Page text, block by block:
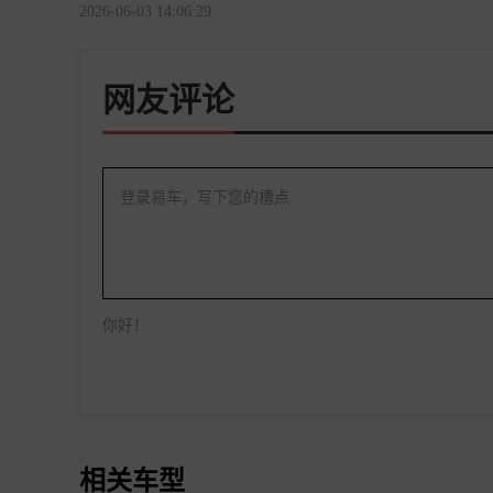
2026-06-03 14:06:29
网友评论
登录易车，写下您的槽点
你好！
相关车型